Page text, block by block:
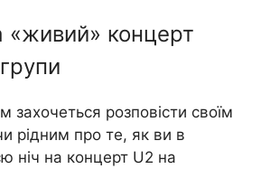
«живий» концерт
захочеться розповісти своїм
рідним про те, як ви в
ніч на концерт U2 на